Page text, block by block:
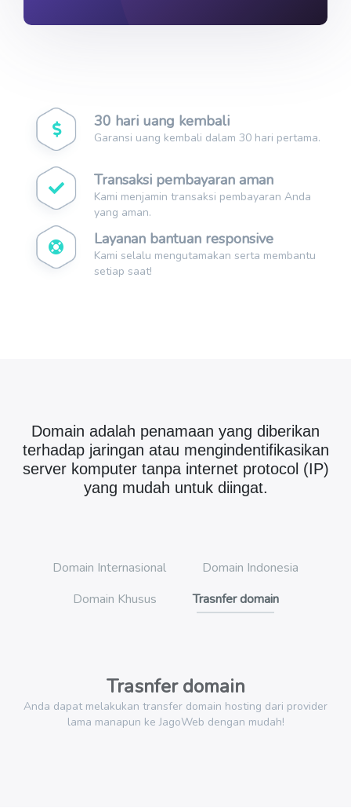
30 hari uang kembali
Garansi uang kembali dalam 30 hari pertama.
Transaksi pembayaran aman
Kami menjamin transaksi pembayaran Anda
yang aman.
Layanan bantuan responsive
Kami selalu mengutamakan serta membantu
setiap saat!
Domain adalah penamaan yang diberikan
terhadap jaringan atau mengindentifikasikan
server komputer tanpa internet protocol (IP)
yang mudah untuk diingat.
Domain Internasional
Domain Indonesia
Domain Khusus
Trasnfer domain
Trasnfer domain
Anda dapat melakukan transfer domain hosting dari provider
lama manapun ke JagoWeb dengan mudah!